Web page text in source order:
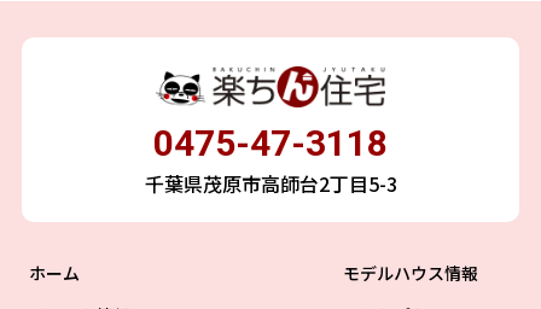
0475-47-3118
千葉県茂原市高師台2丁目5-3
ホーム
モデルハウス情報